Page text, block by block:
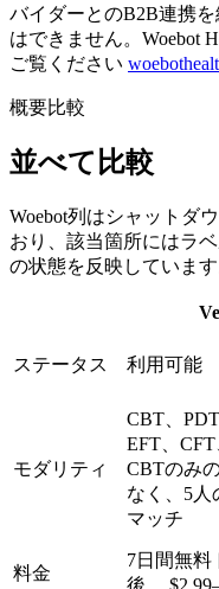
バイダーとのB2B連携
はできません。Woebot
ご覧ください
概要比較
並べて比較
Woebot列はシャットダ
おり、該当箇所にはラ
の状態を反映しています
ステータス 利用可能
モダリティ
CBT、
EFT、
CBTのみ
なく、5人
マッチ
料金
7日間無料